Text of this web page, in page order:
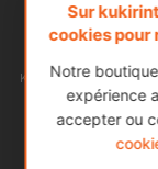
Kukirin est l’une des
Notre succès repose
abordables,
Sur
cookies pour
Notre
expérience
accepter ou